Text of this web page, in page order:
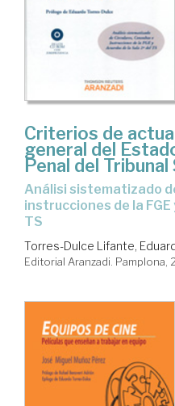
Criterios de
general del
Penal del
análisi sistematizado de circulares, consultas e
instrucciones de la FGE
TS
Torres-Dulce Lifante,
Editorial Aranzadi. Pamplona,